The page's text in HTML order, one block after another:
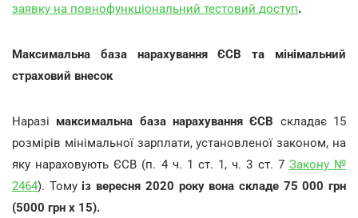
заявку на повнофункціональний тестовий доступ.
Максимальна база нарахування ЄСВ та мінімальний
страховий внесок
Наразі максимальна база нарахування ЄСВ складає 15
розмірів мінімальної зарплати, установленої законом, на
яку нараховують ЄСВ (п. 4 ч. 1 ст. 1, ч. 3 ст. 7 Закону №
2464). Тому із вересня 2020 року вона складе 75 000 грн
(5000 грн х 15).